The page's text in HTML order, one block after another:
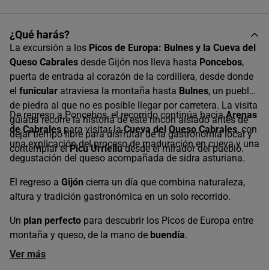
¿Qué harás?
La excursión a los Picos de Europa: Bulnes y la Cueva del
Queso Cabrales desde Gijón nos lleva hasta Poncebos,
puerta de entrada al corazón de la cordillera, desde donde
el funicular atraviesa la montaña hasta Bulnes, un pueblo
de piedra al que no es posible llegar por carretera. La visita
guiada recorre la historia de este rincón aislado antes de
dejar tiempo libre para disfrutar de la gastronomía local y
contemplar elPicu Urrielludesde el mirador del pueblo.
De regreso a Poncebos, el recorrido continúa haciaArenas
de Cabrales para visitar laCueva del Queso Cabrales, con
una explicación del proceso de maduración en cueva y una
degustación del queso acompañada de sidra asturiana.
El regreso a Gijón cierra un día que combina naturaleza,
altura y tradición gastronómica en un solo recorrido.
Un plan perfecto para descubrir los Picos de Europa entre
montaña y queso, de la mano de buendía.
Ver más